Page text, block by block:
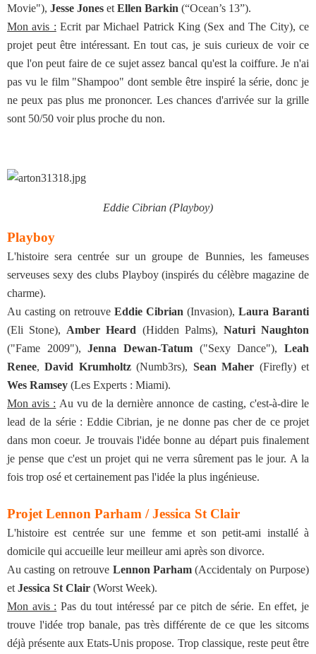
Movie"), Jesse Jones et Ellen Barkin (“Ocean’s 13”).
Mon avis : Ecrit par Michael Patrick King (Sex and The City), ce
projet peut être intéressant. En tout cas, je suis curieux de voir ce
que l'on peut faire de ce sujet assez bancal qu'est la coiffure. Je n'ai
pas vu le film "Shampoo" dont semble être inspiré la série, donc je
ne peux pas plus me prononcer. Les chances d'arrivée sur la grille
sont 50/50 voir plus proche du non.
Eddie Cibrian (Playboy)
Playboy
L'histoire sera centrée sur un groupe de Bunnies, les fameuses
serveuses sexy des clubs Playboy (inspirés du célèbre magazine de
charme).
Au casting on retrouve Eddie Cibrian (Invasion), Laura Baranti
(Eli Stone), Amber Heard (Hidden Palms), Naturi Naughton
("Fame 2009"),Jenna Dewan-Tatum ("Sexy Dance"),Leah
Renee,David Krumholtz(Numb3rs), Sean Maher (Firefly) et
Wes Ramsey (Les Experts : Miami).
Mon avis : Au vu de la dernière annonce de casting, c'est-à-dire le
lead de la série : Eddie Cibrian, je ne donne pas cher de ce projet
dans mon coeur. Je trouvais l'idée bonne au départ puis finalement
je pense que c'est un projet qui ne verra sûrement pas le jour. A la
fois trop osé et certainement pas l'idée la plus ingénieuse.
Projet Lennon Parham / Jessica St Clair
L'histoire est centrée sur une femme et son petit-ami installé à
domicile qui accueille leur meilleur ami après son divorce.
Au casting on retrouve Lennon Parham(Accidentaly on Purpose)
et Jessica St Clair (Worst Week).
Mon avis : Pas du tout intéressé par ce pitch de série. En effet, je
trouve l'idée trop banale, pas très différente de ce que les sitcoms
déjà présente aux Etats-Unis propose. Trop classique, reste peut être